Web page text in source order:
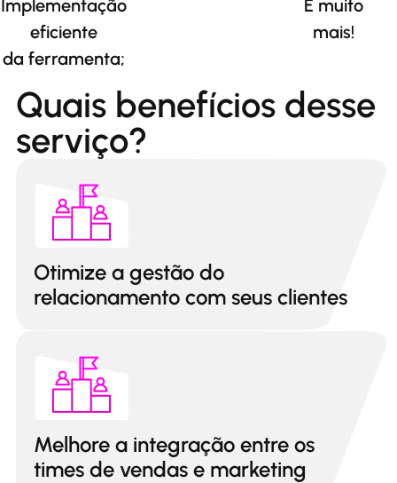
Implementação
eficiente
da ferramenta;
E muito
mais!
Quais benefícios desse
serviço?
Otimize a gestão do
relacionamento com seus clientes
Melhore a integração entre os
times de vendas e marketing